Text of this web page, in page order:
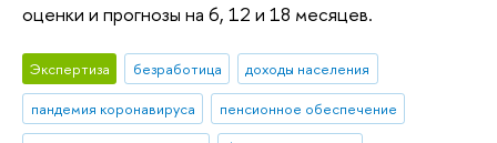
оценки и прогнозы на 6, 12 и 18 месяцев.
Экспертиза безработица
доходы населения
пандемия коронавируса
пенсионное обеспечение